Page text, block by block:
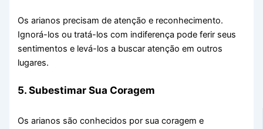
Os arianos precisam de atenção e reconhecimento.
Ignorá-los ou tratá-los com indiferença pode ferir seus
sentimentos e levá-los a buscar atenção em outros
lugares.
5. Subestimar Sua Coragem
Os arianos são conhecidos por sua coragem e